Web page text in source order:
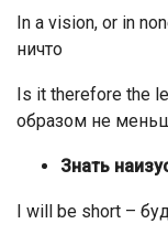
In a vision, or
ничто
Is it therefore
образом не
Знать
I will be short –